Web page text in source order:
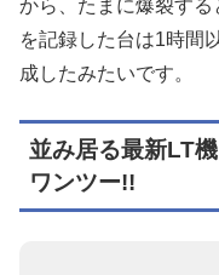
から、たまに爆裂す
を記録した台は1時間
成したみたいです。
並み居る最新LT
ワンツー!!